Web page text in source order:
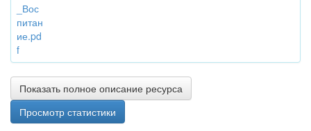
_Вос
питан
ие.pd
f
Показать полное описание ресурса
Просмотр статистики